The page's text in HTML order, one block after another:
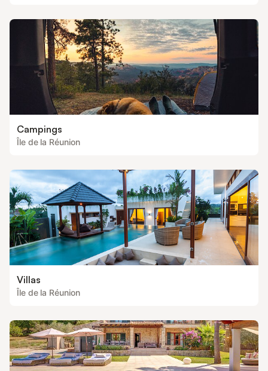
Campings
Île de la Réunion
Villas
Île de la Réunion